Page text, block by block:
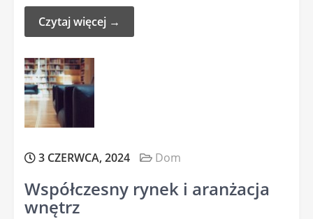
Czytaj więcej →
3 CZERWCA, 2024 Dom
Współczesny rynek i aranżacja
wnętrz